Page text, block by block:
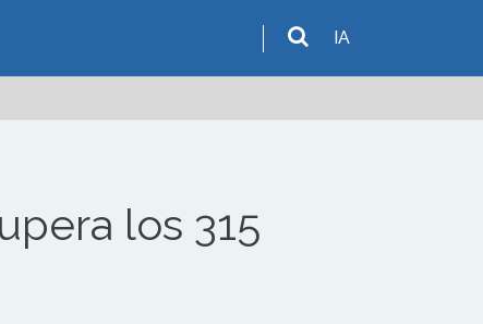
IA
los 315